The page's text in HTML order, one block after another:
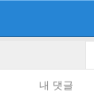
내 댓글